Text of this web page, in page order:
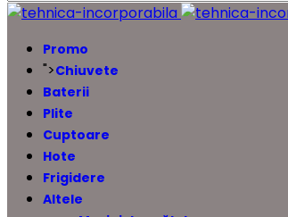
Promo
">Chiuvete
Baterii
Plite
Cuptoare
Hote
Frigidere
Altele